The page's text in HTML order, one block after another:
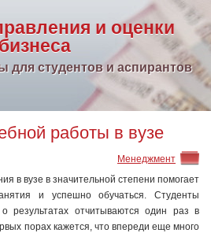
и оценки
бизнеса
для студентов и аспирантов
работы в вузе
Менеджмент
в вузе в значительной степени помогает
и успешно обучаться. Студенты
результатах отчитываются один раз в
порах кажется, что впереди еще много